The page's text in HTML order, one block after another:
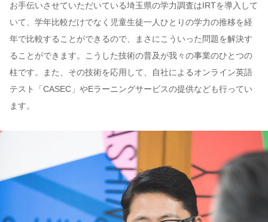
お手伝いさせていただいている埼玉県の学力調査はIRTを導入して
いて、学年比較だけでなく児童生徒一人ひとりの学力の推移を経
年で比較することができるので、まさにこういった問題を解決す
ることができます。こうした技術の普及が我々の事業のひとつの
柱です。また、その技術を応用して、自社によるオンライン英語
テスト「CASEC」やEラーニングサービスの提供なども行ってい
ます。